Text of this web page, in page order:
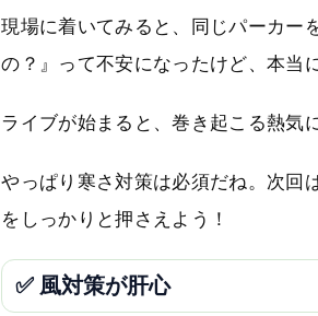
現場に着いてみると、同じパーカー
の？』って不安になったけど、本当
ライブが始まると、巻き起こる熱気
やっぱり寒さ対策は必須だね。次回
をしっかりと押さえよう！
✅ 風対策が肝心